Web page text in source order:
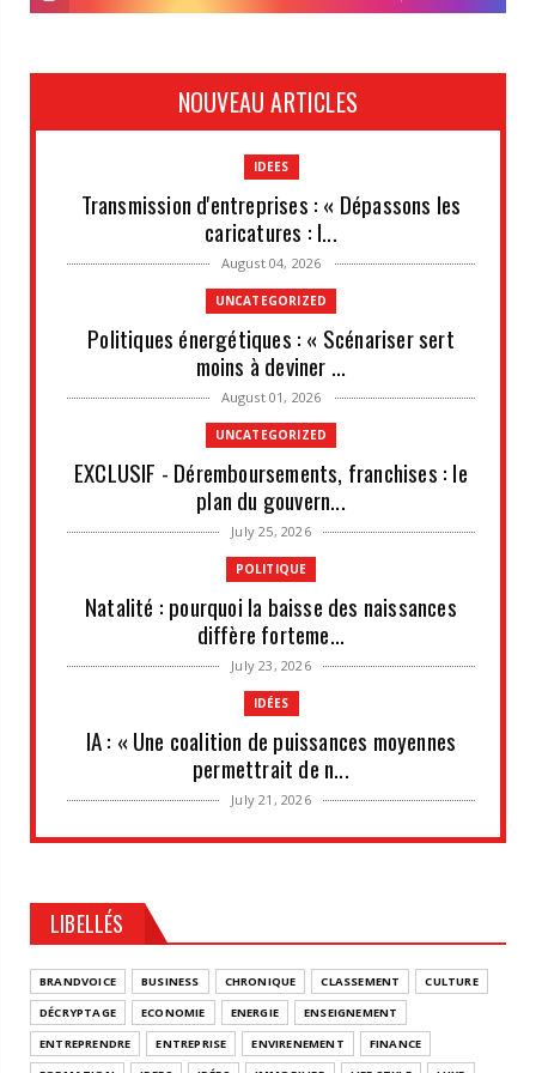
NOUVEAU ARTICLES
IDEES
Transmission d'entreprises : « Dépassons les
caricatures : l...
August 04, 2026
UNCATEGORIZED
Politiques énergétiques : « Scénariser sert
moins à deviner ...
August 01, 2026
UNCATEGORIZED
EXCLUSIF - Déremboursements, franchises : le
plan du gouvern...
July 25, 2026
POLITIQUE
Natalité : pourquoi la baisse des naissances
diffère forteme...
July 23, 2026
IDÉES
IA : « Une coalition de puissances moyennes
permettrait de n...
July 21, 2026
UNCATEGORIZED
UNCATEGORIZED
Retraites complémentaires Agirc-Arrco : coup
de pression syn...
July 16, 2026
LIBELLÉS
BRANDVOICE BUSINESS CHRONIQUE CLASSEMENT
CULTURE
DÉCRYPTAGE
ECONOMIE ENERGIE
ENSEIGNEMENT
ENTREPRENDRE
ENTREPRISE ENVIRENEMENT
FINANCE